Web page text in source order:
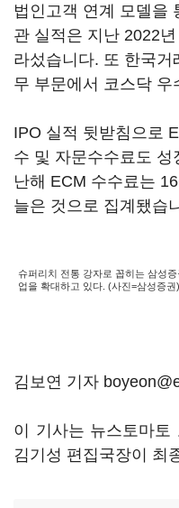
법인고객 연계 모델을
관 실적은 지난 2022
라섰습니다. 또 한국거
무 부문에서 코스닥
IPO 실적 뒷받침으로
수 및 자문수수료도 성
난해 ECM 수수료는
늘은 것으로 집계됐습
슈퍼리치 전통 강자로 꼽히는 삼성
업을 확대하고 있다. (사진=삼성증권)
김보연 기자
이 기사는 뉴스토마
김기성 편집국장이 최